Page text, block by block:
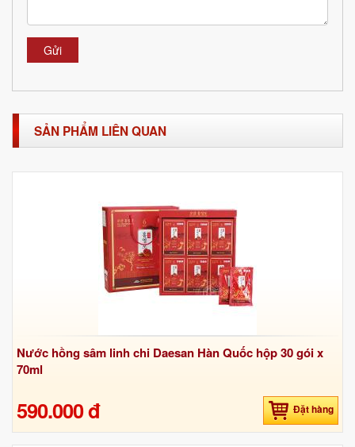
Gửi
SẢN PHẨM LIÊN QUAN
Nước hồng sâm linh chi Daesan Hàn Quốc hộp 30 gói x
70ml
590.000 đ Đặt hàng